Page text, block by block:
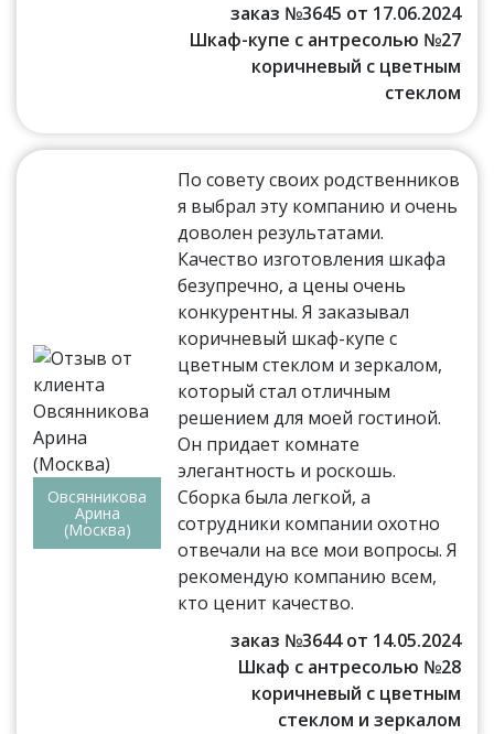
заказ №3645 от 17.06.2024
Шкаф-купе с антресолью №27
коричневый с цветным
стеклом
Овсянникова
Арина
(Москва)
По совету своих родственников
я выбрал эту компанию и очень
доволен результатами.
Качество изготовления шкафа
безупречно, а цены очень
конкурентны. Я заказывал
коричневый шкаф-купе с
цветным стеклом и зеркалом,
который стал отличным
решением для моей гостиной.
Он придает комнате
элегантность и роскошь.
Сборка была легкой, а
сотрудники компании охотно
отвечали на все мои вопросы. Я
рекомендую компанию всем,
кто ценит качество.
заказ №3644 от 14.05.2024
Шкаф с антресолью №28
коричневый с цветным
стеклом и зеркалом